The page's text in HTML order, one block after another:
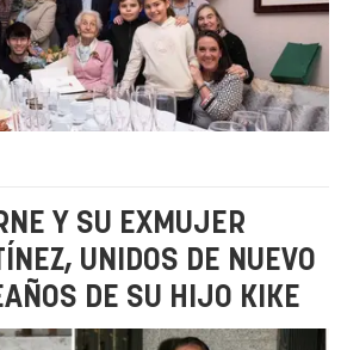
Y SU EXMUJER
UNIDOS DE NUEVO
DE SU HIJO KIKE